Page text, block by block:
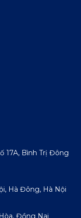
17A, Bình Trị Đông
Hà Đông, Hà Nội
Đồng Nai